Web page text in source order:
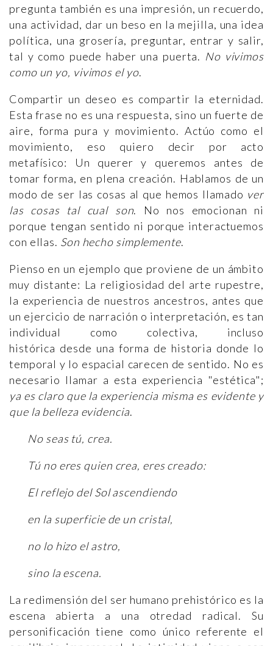
pregunta también es una impresión, un recuerdo,
una actividad, dar un beso en la mejilla, una idea
política, una grosería, preguntar, entrar y salir,
tal y como puede haber una puerta. No vivimos
como un yo, vivimos el yo.
Compartir un deseo es compartir la eternidad.
Esta frase no es una respuesta, sino un fuerte de
aire, forma pura y movimiento. Actúo como el
movimiento, eso quiero decir por acto
metafísico: Un querer y queremos antes de
tomar forma, en plena creación. Hablamos de un
modo de ser las cosas al que hemos llamado ver
las cosas tal cual son. No nos emocionan ni
porque tengan sentido ni porque interactuemos
con ellas. Son hecho simplemente.
Pienso en un ejemplo que proviene de un ámbito
muy distante: La religiosidad del arte rupestre,
la experiencia de nuestros ancestros, antes que
un ejercicio de narración o interpretación, es tan
individual como colectiva, incluso
histórica desde una forma de historia donde lo
temporal y lo espacial carecen de sentido. No es
necesario llamar a esta experiencia "estética";
ya es claro que la experiencia misma es evidente y
que la belleza evidencia.
No seas tú, crea.
Tú no eres quien crea, eres creado:
El reflejo del Sol ascendiendo
en la superficie de un cristal,
no lo hizo el astro,
sino la escena.
La redimensión del ser humano prehistórico es la
escena abierta a una otredad radical. Su
personificación tiene como único referente el